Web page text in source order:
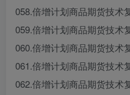
058.倍增计划商品期货技术
059.倍增计划商品期货技术
060.倍增计划商品期货技术
061.倍增计划商品期货技术
062.倍增计划商品期货技术